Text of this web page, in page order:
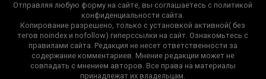
Отправляя любую форму на сайте, вы соглашаетесь с политикой
конфиденциальности сайта.
Копирование разрешено, только с установкой активной( без
тегов noindex и nofollow) гиперссылки на сайт. Ознакомьтесь с
правилами сайта. Редакция не несет ответственности за
содержание комментариев. Мнение редакции может не
совпадать с мнением авторов. Все права на материалы
принадлежат их владельцам.